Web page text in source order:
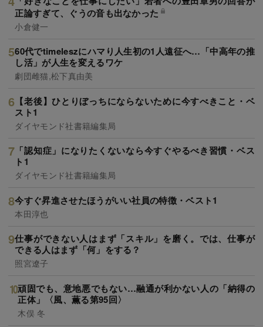
正論すぎて、ぐうの音も出なかった
小倉健一
60代でtimeleszにハマり人生初の1人遠征へ…「中高年の推
し活」が人生を変えるワケ
劇団雌猫,松下真由美
【老後】ひとりぼっちにならないために今すべきこと・ベ
スト1
ダイヤモンド社書籍編集局
「認知症」になりたくないなら今すぐやるべき習慣・ベス
ト1
ダイヤモンド社書籍編集局
今すぐ昇進させたほうがいい社員の特徴・ベスト1
本田淳也
仕事ができない人はまず「スキル」を磨く。では、仕事が
できる人はまず「何」をする？
照宮遼子
頑固でも、意地悪でもない…融通が利かない人の「納得の
正体」〈風、薫る第95回〉
木俣 冬